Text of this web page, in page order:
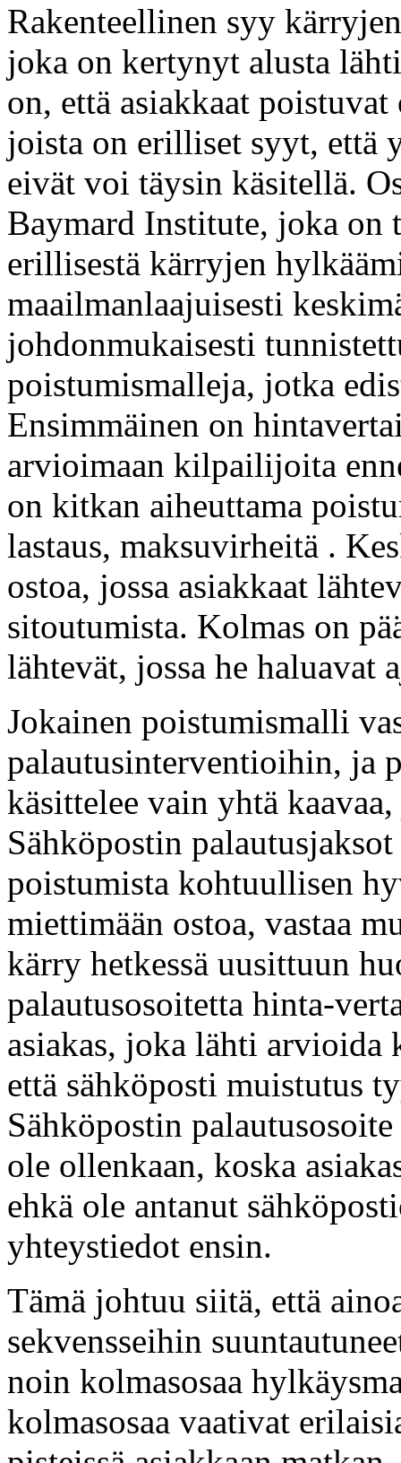
Rakenteellinen syy
joka on kertynyt alusta
on, että asiakkaat
joista on erilliset syyt, että
eivät voi täysin käsitellä.
Baymard Institute, joka on
erillisestä kärryjen
maailmanlaajuisesti
johdonmukaisesti
poistumismalleja, jotka
Ensimmäinen on
arvioimaan kilpailijoita
on kitkan aiheuttama
lastaus, maksuvirheitä .
ostoa, jossa asiakkaat
sitoutumista. Kolmas on
lähtevät, jossa he haluavat
Jokainen poistumismalli
palautusinterventioihin, ja
käsittelee vain yhtä
Sähköpostin
poistumista kohtuullisen
miettimään ostoa, vastaa
kärry hetkessä uusittuun
palautusosoitetta hinta-
asiakas, joka lähti arvioida
että sähköposti muistutus
Sähköpostin
ole ollenkaan, koska
ehkä ole antanut
yhteystiedot ensin.
Tämä johtuu siitä, että
sekvensseihin
noin kolmasosaa
kolmasosaa vaativat